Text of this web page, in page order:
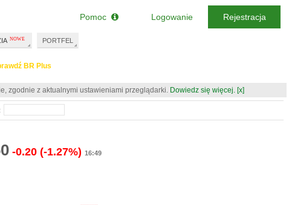
BR Plus
zgodnie z aktualnymi ustawieniami przeglądarki. Dowiedz się więcej. [x]
-0.20 (-1.27%) 16:49
PORTFEL
Pomoc Logowanie Rejestracja